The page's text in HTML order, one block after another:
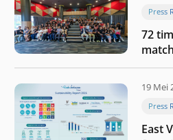
Press
72
19 Mei
Press
East